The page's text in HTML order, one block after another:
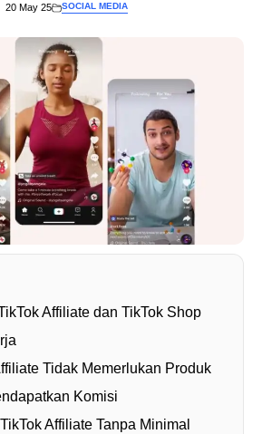
20 May 25 SOCIAL MEDIA
Affiliate dan TikTok Shop
Tidak Memerlukan Produk
Komisi
Affiliate Tanpa Minimal